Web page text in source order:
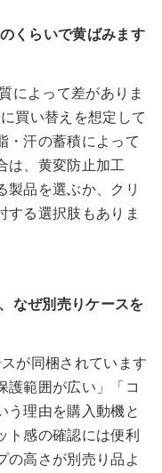
くらいで黄ばみます
によって差がありま
買い替えを想定して
・汗の蓄積によって
は、黄変防止加工
製品を選ぶか、クリ
する選択肢もありま
なぜ別売りケースを
が同梱されています
護範囲が広い」「コ
う理由を購入動機と
ト感の確認には便利
の高さが別売り品よ